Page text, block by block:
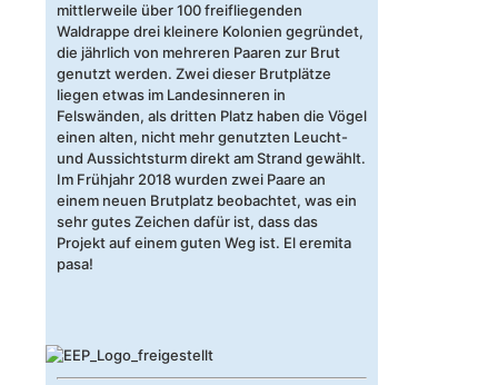
mittlerweile über 100 freifliegenden
Waldrappe drei kleinere Kolonien gegründet,
die jährlich von mehreren Paaren zur Brut
genutzt werden. Zwei dieser Brutplätze
liegen etwas im Landesinneren in
Felswänden, als dritten Platz haben die Vögel
einen alten, nicht mehr genutzten Leucht-
und Aussichtsturm direkt am Strand gewählt.
Im Frühjahr 2018 wurden zwei Paare an
einem neuen Brutplatz beobachtet, was ein
sehr gutes Zeichen dafür ist, dass das
Projekt auf einem guten Weg ist. El eremita
pasa!